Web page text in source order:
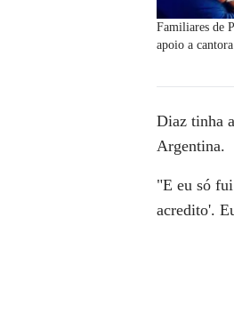
Familiares de
apoio a
Diaz tinha
Argentina.
"E eu só
acredito'.